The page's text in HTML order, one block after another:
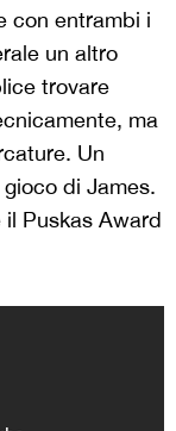
con entrambi i
un altro
trovare
ma
Un
di James.
Puskas Award